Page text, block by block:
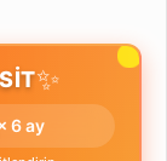
✨
6 ay